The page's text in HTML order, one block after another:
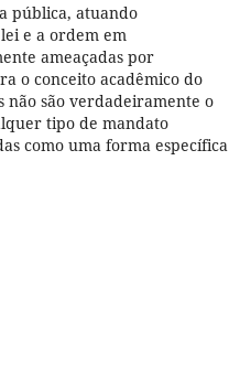
pública, atuando
e a ordem em
ameaçadas por
o conceito acadêmico do
não são verdadeiramente o
tipo de mandato
como uma forma específica